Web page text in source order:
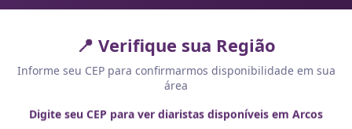
📍 Verifique sua Região
Informe seu CEP para confirmarmos disponibilidade em sua
área
Digite seu CEP para ver diaristas disponíveis em Arcos